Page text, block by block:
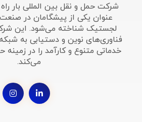
شرکت حمل و نقل بین المللی بار
عنوان یکی از پیشگامان در
لجستیک شناخته می‌شود. این
فناوری‌های نوین و دستیابی به
خدماتی متنوع و کارآمد را در زمینه
می‌کند.